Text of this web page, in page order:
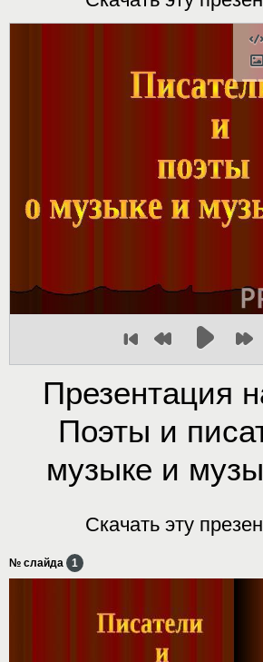
Презентация
Поэты и
музыке и
Скачать эту
№ слайда 1